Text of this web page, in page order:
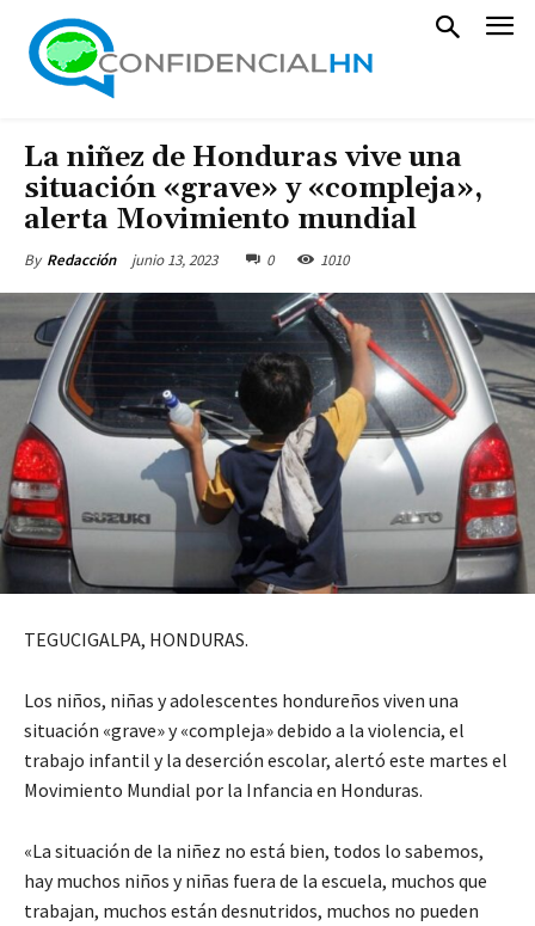
La niñez de Honduras vive una
situación «grave» y «compleja»,
alerta Movimiento mundial
By Redacción junio 13, 2023 0 1010
TEGUCIGALPA, HONDURAS.
Los niños, niñas y adolescentes hondureños viven una
situación «grave» y «compleja» debido a la violencia, el
trabajo infantil y la deserción escolar, alertó este martes el
Movimiento Mundial por la Infancia en Honduras.
«La situación de la niñez no está bien, todos lo sabemos,
hay muchos niños y niñas fuera de la escuela, muchos que
trabajan, muchos están desnutridos, muchos no pueden